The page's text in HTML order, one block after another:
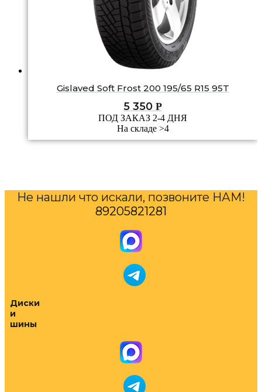
Gislaved Soft Frost 200 195/65 R15 95T
5 350 Р
ПОД ЗАКАЗ 2-4 ДНЯ
На складе >4
Не нашли что искали, позвоните НАМ!
89205821281
Диски
и
шины